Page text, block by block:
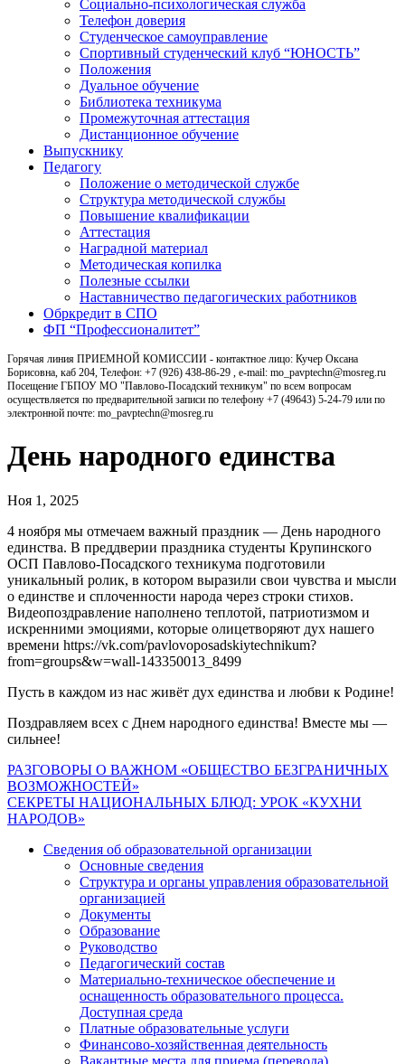
Социально-психологическая служба
Телефон доверия
Студенческое самоуправление
Спортивный студенческий клуб “ЮНОСТЬ”
Положения
Дуальное обучение
Библиотека техникума
Промежуточная аттестация
Дистанционное обучение
Выпускнику
Педагогу
Положение о методической службе
Структура методической службы
Повышение квалификации
Аттестация
Наградной материал
Методическая копилка
Полезные ссылки
Наставничество педагогических работников
Обркредит в СПО
ФП “Профессионалитет”
Горячая линия ПРИЕМНОЙ КОМИССИИ - контактное лицо: Кучер Оксана
Борисовна, каб 204, Телефон: +7 (926) 438-86-29 , e-mail: mo_pavptechn@mosreg.ru
Посещение ГБПОУ МО "Павлово-Посадский техникум" по всем вопросам
осуществляется по предварительной записи по телефону +7 (49643) 5-24-79 или по
электронной почте: mo_pavptechn@mosreg.ru
День народного единства
Ноя 1, 2025
4 ноября мы отмечаем важный праздник — День народного
единства. В преддверии праздника студенты Крупинского
ОСП Павлово-Посадского техникума подготовили
уникальный ролик, в котором выразили свои чувства и мысли
о единстве и сплоченности народа через строки стихов.
Видеопоздравление наполнено теплотой, патриотизмом и
искренними эмоциями, которые олицетворяют дух нашего
времени https://vk.com/pavlovoposadskiytechnikum?
from=groups&w=wall-143350013_8499
Пусть в каждом из нас живёт дух единства и любви к Родине!
Поздравляем всех с Днем народного единства! Вместе мы —
сильнее!
Навигация
по
записям
РАЗГОВОРЫ О ВАЖНОМ «ОБЩЕСТВО БЕЗГРАНИЧНЫХ
ВОЗМОЖНОСТЕЙ»
СЕКРЕТЫ НАЦИОНАЛЬНЫХ БЛЮД: УРОК «КУХНИ
НАРОДОВ»
Сведения об образовательной организации
Основные сведения
Структура и органы управления образовательной
организацией
Документы
Образование
Руководство
Педагогический состав
Материально-техническое обеспечение и
оснащенность образовательного процесса.
Доступная среда
Платные образовательные услуги
Финансово-хозяйственная деятельность
Вакантные места для приема (перевода)